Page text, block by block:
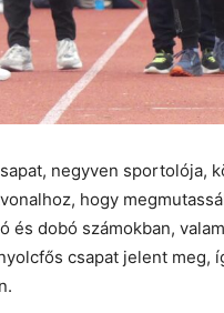
negyven sportolója,
hogy
és dobó számokban,
csapat jelent meg,